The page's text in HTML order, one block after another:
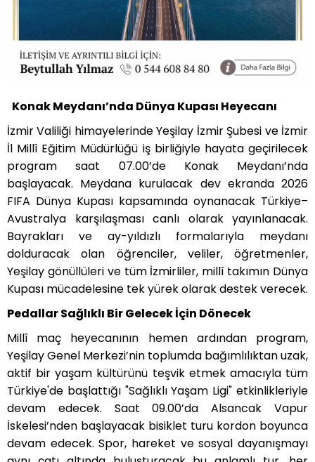
Konak Meydanı’nda Dünya Kupası Heyecanı
İzmir Valiliği himayelerinde Yeşilay İzmir Şubesi ve İzmir
İl Millî Eğitim Müdürlüğü iş birliğiyle hayata geçirilecek
program saat 07.00’de Konak Meydanı’nda
başlayacak. Meydana kurulacak dev ekranda 2026
FIFA Dünya Kupası kapsamında oynanacak Türkiye–
Avustralya karşılaşması canlı olarak yayınlanacak.
Bayrakları ve ay-yıldızlı formalarıyla meydanı
dolduracak olan öğrenciler, veliler, öğretmenler,
Yeşilay gönüllüleri ve tüm İzmirliler, millî takımın Dünya
Kupası mücadelesine tek yürek olarak destek verecek.
Pedallar Sağlıklı Bir Gelecek İçin Dönecek
Millî maç heyecanının hemen ardından program,
Yeşilay Genel Merkezi’nin toplumda bağımlılıktan uzak,
aktif bir yaşam kültürünü teşvik etmek amacıyla tüm
Türkiye'de başlattığı "Sağlıklı Yaşam Ligi" etkinlikleriyle
devam edecek. Saat 09.00’da Alsancak Vapur
İskelesi’nden başlayacak bisiklet turu kordon boyunca
devam edecek. Spor, hareket ve sosyal dayanışmayı